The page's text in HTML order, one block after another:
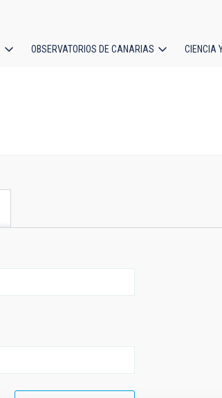
OBSERVATORIOS DE CANARIAS CIENCIA